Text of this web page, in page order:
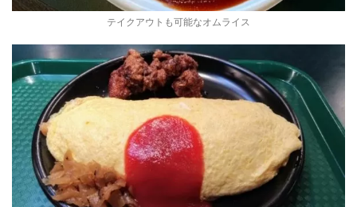
テイクアウトも可能なオムライス